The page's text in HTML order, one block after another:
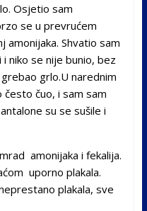
Osjetio sam
se u prevrućem
amonijaka. Shvatio sam
niko se nije bunio, bez
grlo.U narednim
čuo, i sam sam
su se sušile i
amonijaka i fekalija.
uporno plakala.
plakala, sve